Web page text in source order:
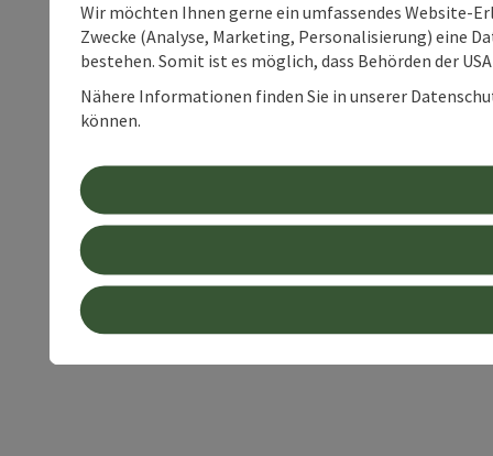
Wir möchten Ihnen gerne ein umfassendes Website-
Zwecke (Analyse, Marketing, Personalisierung) eine
bestehen. Somit ist es möglich, dass Behörden der
Nähere Informationen finden Sie in unserer
können.